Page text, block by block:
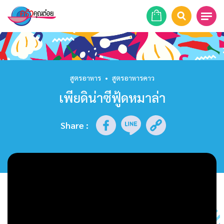
หน้าแรก
รายการย้อนหลัง
สูตรอาหาร • สูตรอาหารคาว
เพียดิน่าซีฟู้ดหมาล่า
Share :